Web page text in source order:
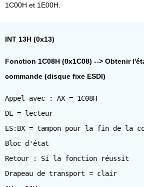
1C00H et 1E00H.
INT 13H (0x13)
Fonction 1C08H (0x1C08) --> Obtenir
commande (disque fixe ESDI)
Appel avec : AX = 1C08H
DL = lecteur
ES:BX = tampon pour la fin de la
Bloc d'état
Retour : Si la fonction réussit
Drapeau de transport = clair